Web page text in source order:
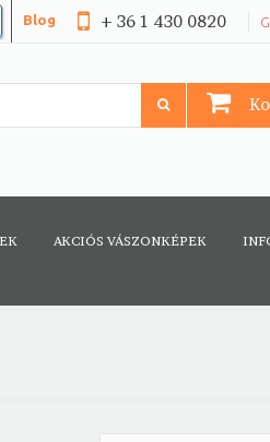
+ 36 1 430 0820
Blog
AKCIÓS VÁSZONKÉPEK